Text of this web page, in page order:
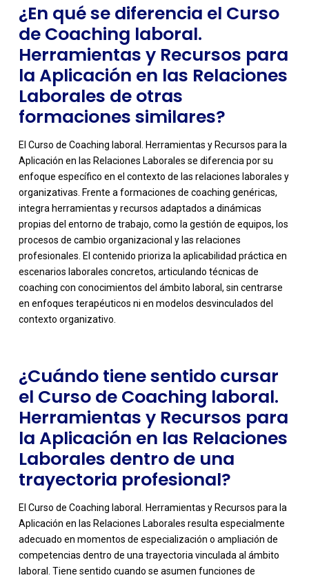
¿En qué se diferencia el Curso
de Coaching laboral.
Herramientas y Recursos para
la Aplicación en las Relaciones
Laborales de otras
formaciones similares?
El Curso de Coaching laboral. Herramientas y Recursos para la
Aplicación en las Relaciones Laborales se diferencia por su
enfoque específico en el contexto de las relaciones laborales y
organizativas. Frente a formaciones de coaching genéricas,
integra herramientas y recursos adaptados a dinámicas
propias del entorno de trabajo, como la gestión de equipos, los
procesos de cambio organizacional y las relaciones
profesionales. El contenido prioriza la aplicabilidad práctica en
escenarios laborales concretos, articulando técnicas de
coaching con conocimientos del ámbito laboral, sin centrarse
en enfoques terapéuticos ni en modelos desvinculados del
contexto organizativo.
-
¿Cuándo tiene sentido cursar
el Curso de Coaching laboral.
Herramientas y Recursos para
la Aplicación en las Relaciones
Laborales dentro de una
trayectoria profesional?
El Curso de Coaching laboral. Herramientas y Recursos para la
Aplicación en las Relaciones Laborales resulta especialmente
adecuado en momentos de especialización o ampliación de
competencias dentro de una trayectoria vinculada al ámbito
laboral. Tiene sentido cuando se asumen funciones de